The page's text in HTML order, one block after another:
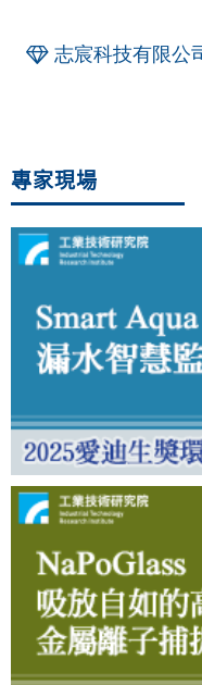
志宸科技有限公
專家現場